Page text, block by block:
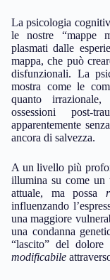
La psicologia
le nostre “mappe
plasmati dalle
mappa, che può
disfunzionali. La
mostra come le
quanto
ossessioni post-
apparentemente
ancora di salvezza.
A un livello più
illumina su come un
attuale, ma possa
influenzando
una maggiore
una condanna
“lascito” del dolore
modificabile